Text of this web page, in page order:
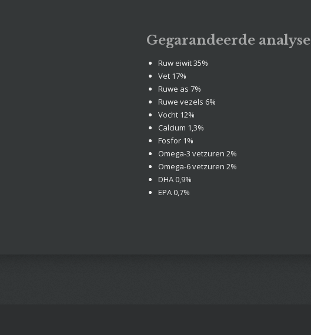
Gegarandeerde analyse
Ruw eiwit35%
Vet 17%
Ruwe as 7%
Ruwe vezels 6%
Vocht 12%
Calcium 1,3%
Fosfor 1%
Omega-3 vetzuren 2%
Omega-6 vetzuren 2%
DHA 0,9%
EPA 0,7%